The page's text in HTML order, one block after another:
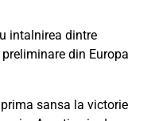
intalnirea dintre
din Europa
sansa la victorie